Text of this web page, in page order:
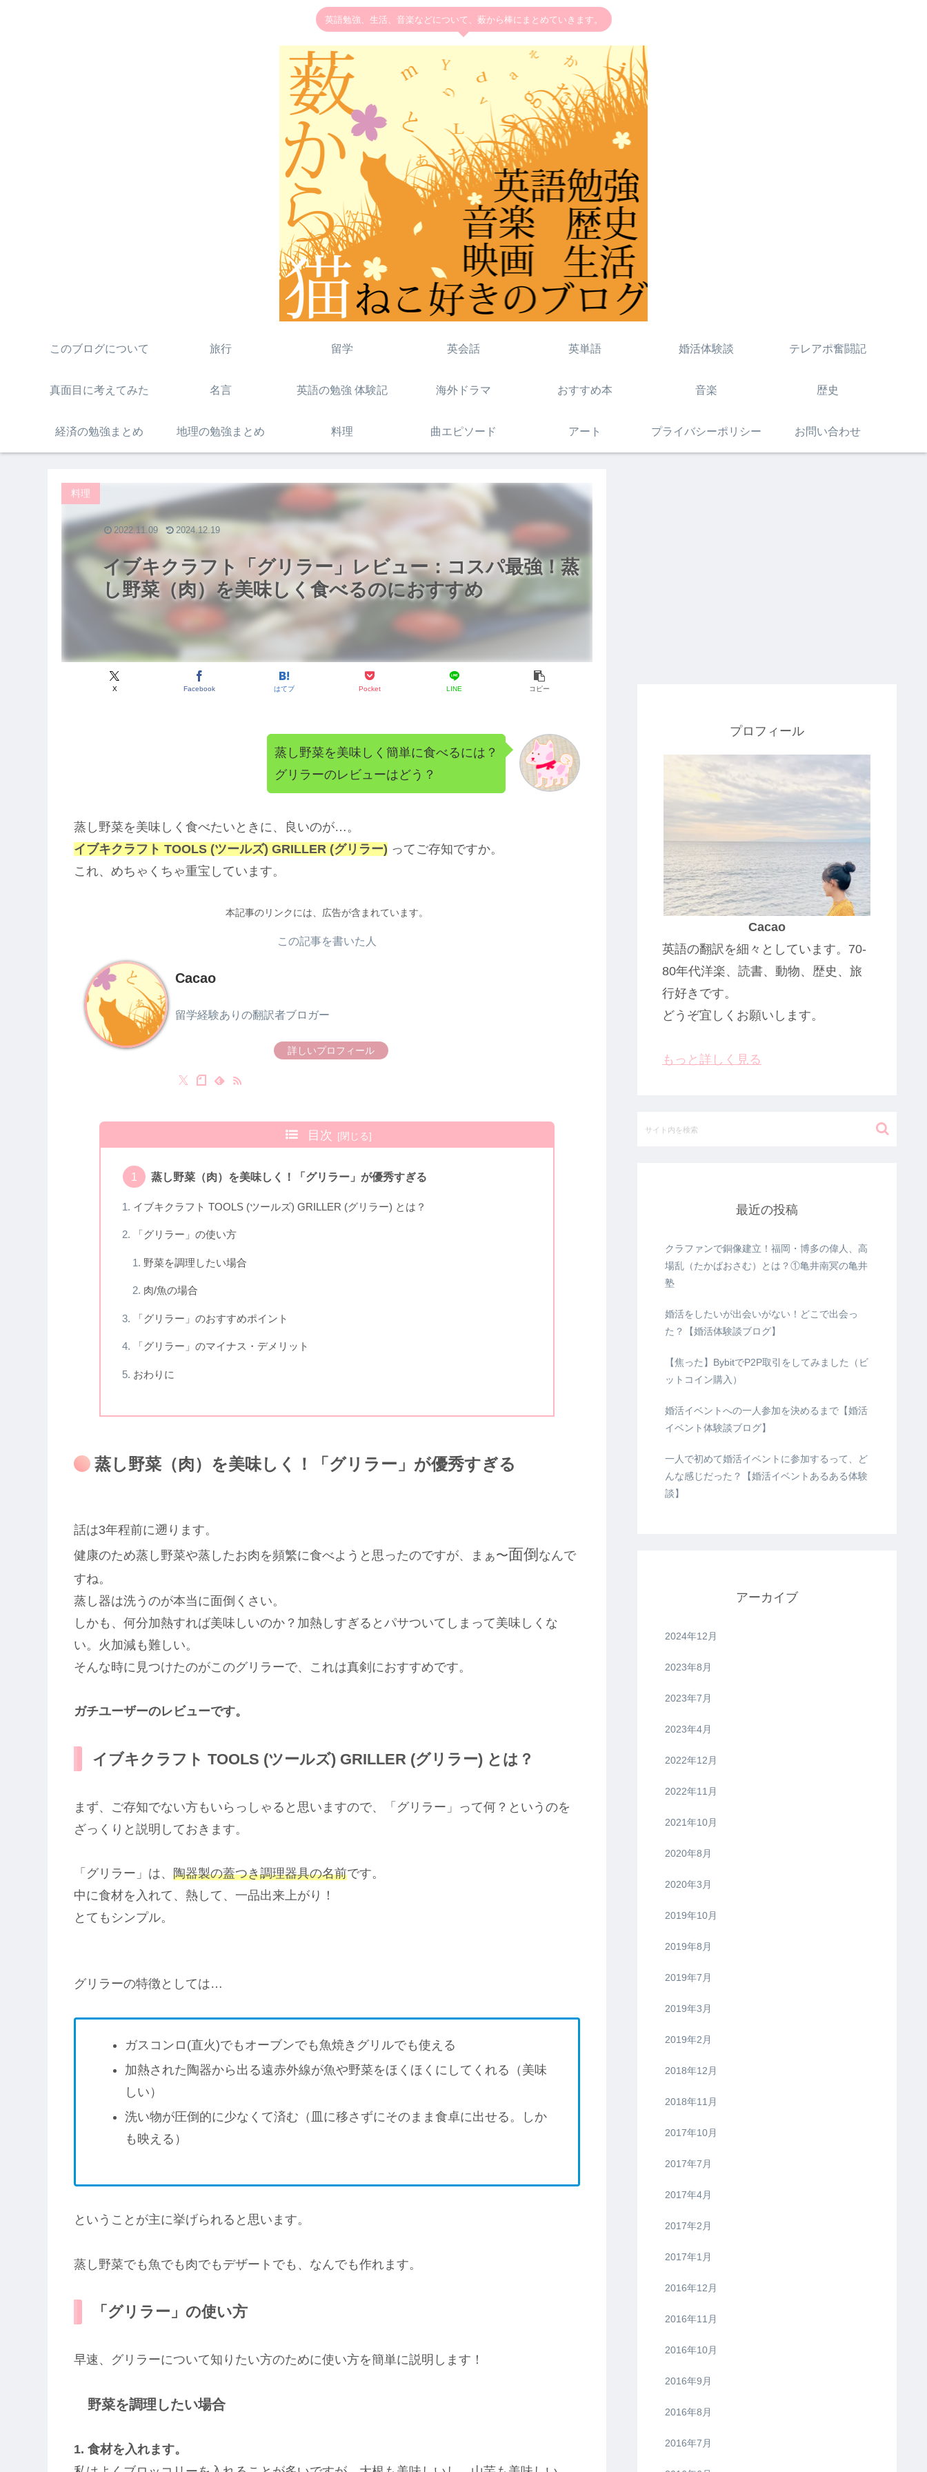
英語勉強、生活、音楽などについて、薮から棒にまとめていきます。
このブログについて 旅行 留学 英会話 英単語 婚活体験談 テレアポ奮闘記
真面目に考えてみた 名言 英語の勉強 体験記 海外ドラマ おすすめ本 音楽 歴史
経済の勉強まとめ 地理の勉強まとめ 料理 曲エピソード アート プライバシーポリシー お問い合わせ
イブキクラフト「グリラー」レビュー：コスパ最強！蒸
し野菜（肉）を美味しく食べるのにおすすめ
料理
X Facebook はてブ Pocket LINE コピー
2022.11.09 2024.12.19
蒸し野菜を美味しく簡単に食べるには？
グリラーのレビューはどう？
蒸し野菜を美味しく食べたいときに、良いのが…。
イブキクラフト TOOLS (ツールズ) GRILLER (グリラー) ってご存知ですか。
これ、めちゃくちゃ重宝しています。
本記事のリンクには、広告が含まれています。
この記事を書いた人
Cacao
留学経験ありの翻訳者ブロガー
詳しいプロフィール
目次
蒸し野菜（肉）を美味しく！「グリラー」が優秀すぎる
イブキクラフト TOOLS (ツールズ) GRILLER (グリラー) とは？
「グリラー」の使い方
野菜を調理したい場合
肉/魚の場合
「グリラー」のおすすめポイント
「グリラー」のマイナス・デメリット
おわりに
蒸し野菜（肉）を美味しく！「グリラー」が優秀すぎる
話は3年程前に遡ります。
健康のため蒸し野菜や蒸したお肉を頻繁に食べようと思ったのですが、まぁ〜面倒 なんで
すね。
蒸し器は洗うのが本当に面倒くさい。
しかも、何分加熱すれば美味しいのか？加熱しすぎるとパサついてしまって美味しくな
い。火加減も難しい。
そんな時に見つけたのがこのグリラーで、これは真剣におすすめです。
ガチユーザーのレビューです。
イブキクラフト TOOLS (ツールズ) GRILLER (グリラー) とは？
まず、ご存知でない方もいらっしゃると思いますので、「グリラー」って何？というのを
ざっくりと説明しておきます。
「グリラー」は、 陶器製の蓋つき調理器具の名前です。
中に食材を入れて、熱して、一品出来上がり！
とてもシンプル。
グリラーの特徴としては…
ガスコンロ(直火)でもオーブンでも魚焼きグリルでも使える
加熱された陶器から出る遠赤外線が魚や野菜をほくほくにしてくれる（美味
しい）
洗い物が圧倒的に少なくて済む（皿に移さずにそのまま食卓に出せる。しか
も映える）
ということが主に挙げられると思います。
蒸し野菜でも魚でも肉でもデザートでも、なんでも作れます。
「グリラー」の使い方
早速、グリラーについて知りたい方のために使い方を簡単に説明します！
野菜を調理したい場合
1. 食材を入れます。
プロフィール
Cacao
英語の翻訳を細々としています。70-
80年代洋楽、読書、動物、歴史、旅
行好きです。
どうぞ宜しくお願いします。
もっと詳しく見る
最近の投稿
クラファンで銅像建立！福岡・博多の偉人、高
場乱（たかばおさむ）とは？①亀井南冥の亀井
塾
婚活をしたいが出会いがない！どこで出会っ
た？【婚活体験談ブログ】
【焦った】BybitでP2P取引をしてみました（ビ
ットコイン購入）
婚活イベントへの一人参加を決めるまで【婚活
イベント体験談ブログ】
一人で初めて婚活イベントに参加するって、ど
んな感じだった？【婚活イベントあるある体験
談】
アーカイブ
2024年12月
2023年8月
2023年7月
2023年4月
2022年12月
2022年11月
2021年10月
2020年8月
2020年3月
2019年10月
2019年8月
2019年7月
2019年3月
2019年2月
2018年12月
2018年11月
2017年10月
2017年7月
2017年4月
2017年2月
2017年1月
2016年12月
2016年11月
2016年10月
2016年9月
2016年8月
2016年7月